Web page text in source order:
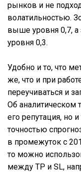
рынков и не
волатильностью.
выше уровня 0,7, а
уровня 0,3.
Удобно и то, что
же, что и при
переучиваться и
Об аналитическом
его репутация, но
точностью
в промежуток с
то можно
между ТР и SL,